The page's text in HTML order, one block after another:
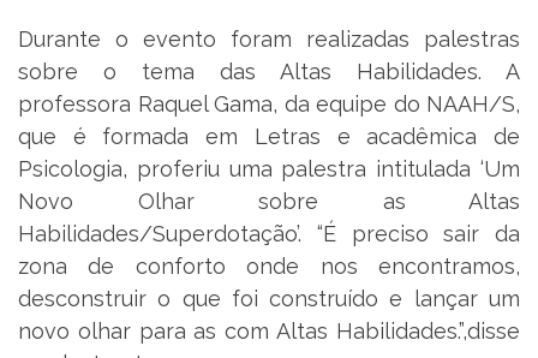
Durante o evento foram realizadas palestras
sobre o tema das Altas Habilidades. A
professora Raquel Gama, da equipe do NAAH/S,
que é formada em Letras e acadêmica de
Psicologia, proferiu uma palestra intitulada ‘Um
Novo Olhar sobre as Altas
Habilidades/Superdotação’. “É preciso sair da
zona de conforto onde nos encontramos,
desconstruir o que foi construído e lançar um
novo olhar para as com Altas Habilidades.”,disse